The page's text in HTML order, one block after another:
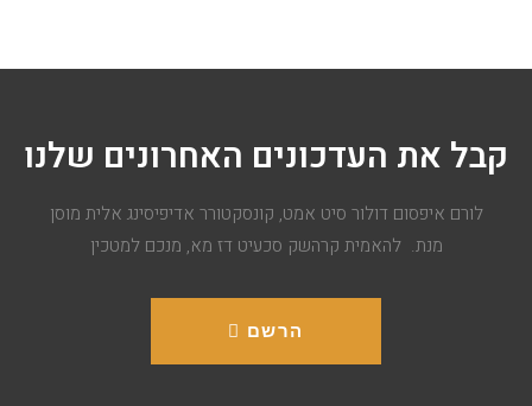
קבל את העדכונים האחרונים שלנו
לורם איפסום דולור סיט אמט, קונסקטורר אדיפיסינג אלית מוסן
מנת. להאמית קרהשק סכעיט דז מא, מנכם למטכין
הרשם